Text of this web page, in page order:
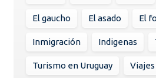
El gaucho El asado El
Inmigración Indigenas
Turismo en Uruguay Viajes